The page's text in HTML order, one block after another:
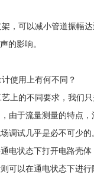
，可以减小管道振幅达
的影响。
使用上有何不同？
上的不同要求，我们
由于流量测量的特点
调试几乎是必不可少
电状态下打开电路壳
可以在通电状态下进